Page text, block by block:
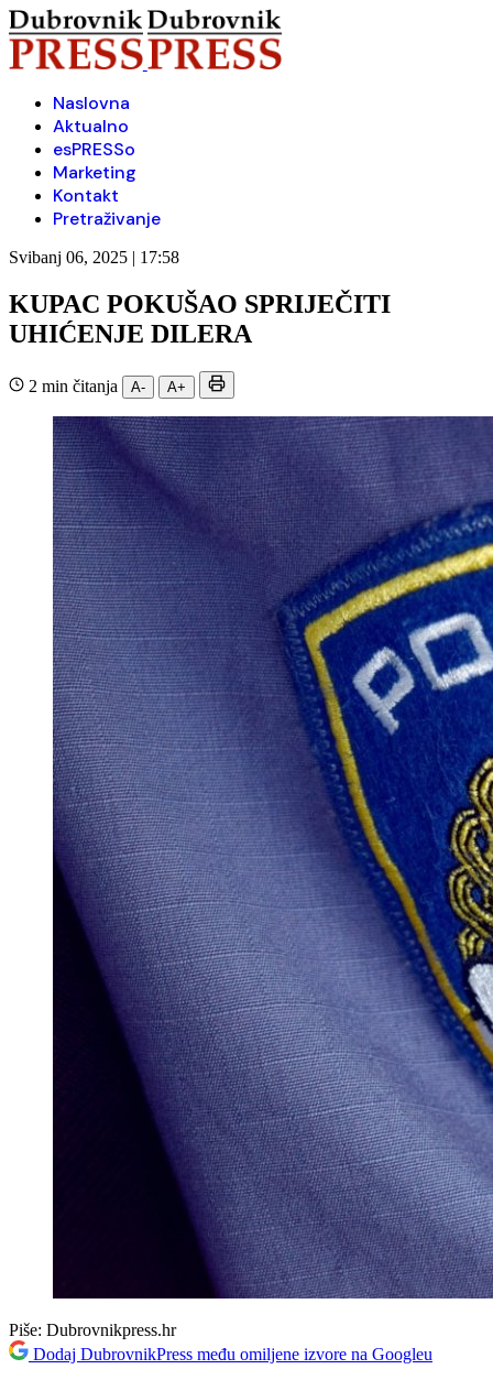
Naslovna
Aktualno
esPRESSo
Marketing
Kontakt
Pretraživanje
Svibanj 06, 2025 | 17:58
KUPAC POKUŠAO SPRIJEČITI
UHIĆENJE DILERA
2 min čitanja A- A+
Piše: Dubrovnikpress.hr
Dodaj DubrovnikPress među omiljene izvore na Googleu